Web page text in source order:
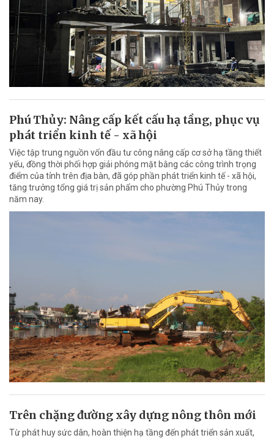
Phú Thủy: Nâng cấp kết cấu hạ tầng, phục vụ
phát triển kinh tế - xã hội
Việc tập trung nguồn vốn đầu tư công nâng cấp cơ sở hạ tầng thiết
yếu, đồng thời phối hợp giải phóng mặt bằng các công trình trọng
điểm của tỉnh trên địa bàn, đã góp phần phát triển kinh tế - xã hội,
tăng trưởng tổng giá trị sản phẩm cho phường Phú Thủy trong
năm nay.
Trên chặng đường xây dựng nông thôn mới
Từ phát huy sức dân, hoàn thiện hạ tầng đến phát triển sản xuất,